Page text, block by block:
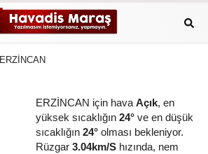
ERZİNCAN
ERZİNCAN için hava Açık, en
yüksek sıcaklığın 24°ve en düşük
sıcaklığın 24°olması bekleniyor.
Rüzgar 3.04km/Shızında, nem